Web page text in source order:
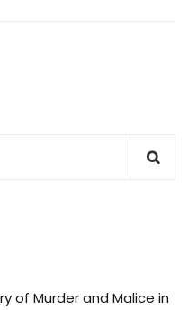
of Murder and Malice in